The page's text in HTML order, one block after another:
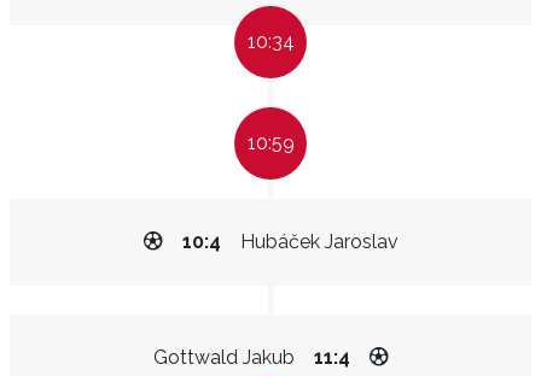
10:34
10:59
Hubáček Jaroslav
10:4
Gottwald Jakub 11:4